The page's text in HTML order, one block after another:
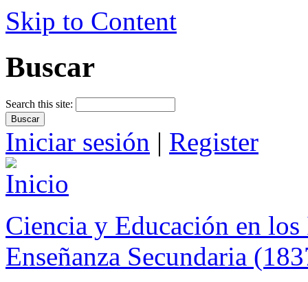
Skip to Content
Buscar
Search this site:
Iniciar sesión | Register
Ciencia y Educación en
Enseñanza Secundaria